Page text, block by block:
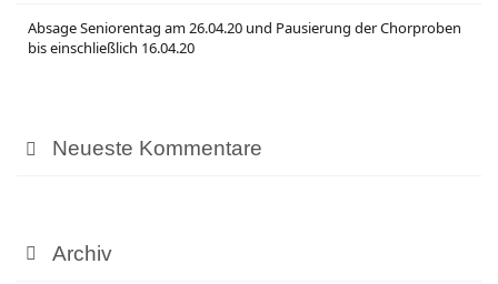
Absage Seniorentag am 26.04.20 und Pausierung der Chorproben
bis einschließlich 16.04.20
Neueste Kommentare
Archiv